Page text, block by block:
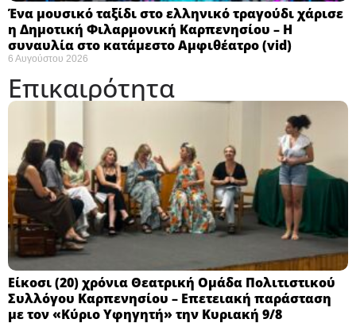
Ένα μουσικό ταξίδι στο ελληνικό τραγούδι χάρισε
η Δημοτική Φιλαρμονική Καρπενησίου – Η
συναυλία στο κατάμεστο Αμφιθέατρο (vid)
6 Αυγούστου 2026
Επικαιρότητα
Eίκοσι (20) χρόνια Θεατρική Ομάδα Πολιτιστικού
Συλλόγου Καρπενησίου – Επετειακή παράσταση
με τον «Κύριο Υφηγητή» την Κυριακή 9/8